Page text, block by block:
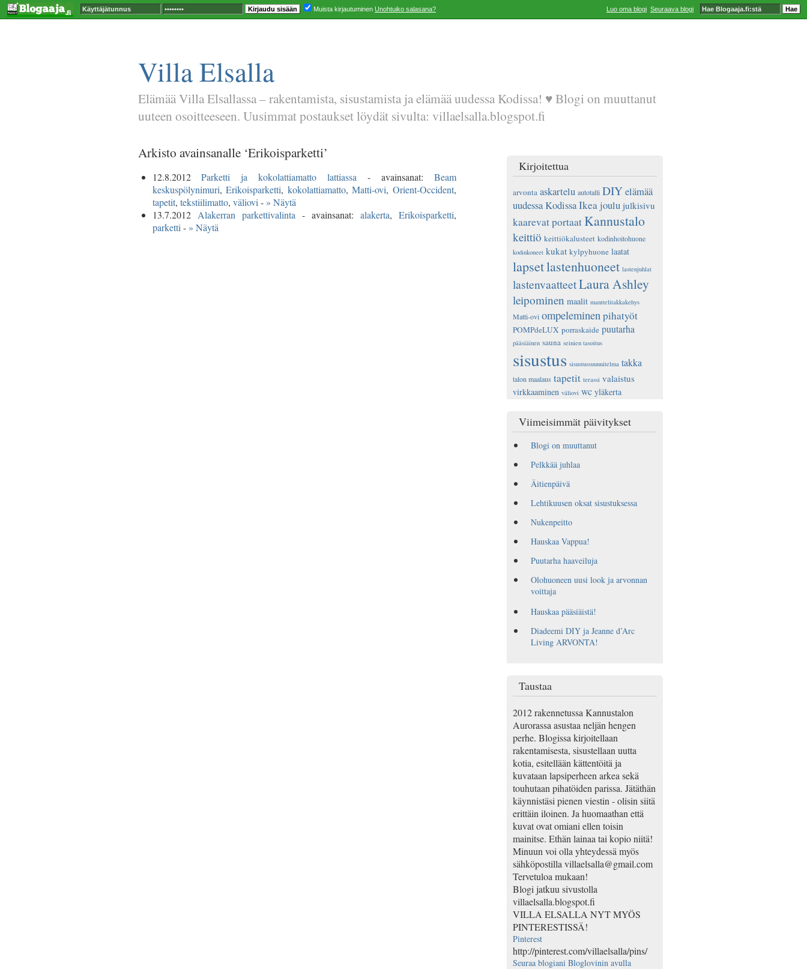
Villa Elsalla
Elämää Villa Elsallassa – rakentamista, sisustamista ja elämää uudessa Kodissa! ♥ Blogi on muuttanut
uuteen osoitteeseen. Uusimmat postaukset löydät sivulta: villaelsalla.blogspot.fi
Arkisto avainsanalle ‘Erikoisparketti’
12.8.2012Parketti ja kokolattiamatto lattiassa - avainsanat: Beam
keskuspölynimuri, Erikoisparketti, kokolattiamatto, Matti-ovi, Orient-Occident,
tapetit, tekstiilimatto, väliovi - » Näytä
13.7.2012 Alakerran parkettivalinta - avainsanat: alakerta, Erikoisparketti,
parketti - » Näytä
Kirjoitettua
arvonta askartelu autotalli DIYelämää
uudessa KodissaIkea joulu julkisivu
kaarevat portaat Kannustalo
keittiö keittiökalusteet kodinhoitohuone
kodinkoneet kukat kylpyhuone laatat
lapsetlastenhuoneet lastenjuhlat
lastenvaatteetLaura Ashley
leipominen maalit manttelitakkakehys
Matti-ovi ompeleminenpihatyöt
POMPdeLUX porraskaide puutarha
pääsiäinen sauna seinien tasoitus
sisustus sisustussuunnitelma takka
talon maalaus tapetit terassi valaistus
virkkaaminen väliovi wc yläkerta
Viimeisimmät päivitykset
Blogi on muuttanut
Pelkkää juhlaa
Äitienpäivä
Lehtikuusen oksat sisustuksessa
Nukenpeitto
Hauskaa Vappua!
Puutarha haaveiluja
Olohuoneen uusi look ja arvonnan
voittaja
Hauskaa pääsiäistä!
Diadeemi DIY ja Jeanne d’Arc
Living ARVONTA!
Taustaa
2012 rakennetussa Kannustalon
Aurorassa asustaa neljän hengen
perhe. Blogissa kirjoitellaan
rakentamisesta, sisustellaan uutta
kotia, esitellään kättentöitä ja
kuvataan lapsiperheen arkea sekä
touhutaan pihatöiden parissa. Jätäthän
käynnistäsi pienen viestin - olisin siitä
erittäin iloinen. Ja huomaathan että
kuvat ovat omiani ellen toisin
mainitse. Ethän lainaa tai kopio niitä!
Minuun voi olla yhteydessä myös
sähköpostilla villaelsalla@gmail.com
Tervetuloa mukaan!
Blogi jatkuu sivustolla
villaelsalla.blogspot.fi
VILLA ELSALLA NYT MYÖS
PINTERESTISSÄ!
Pinterest
http://pinterest.com/villaelsalla/pins/
Seuraa blogiani Bloglovinin avulla
Muista kirjautuminen Unohtuiko salasana? Luo oma blogi Seuraava blogi